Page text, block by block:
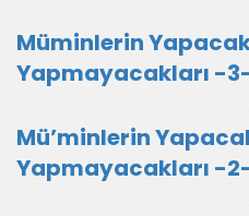
Müminlerin
Yapmayacakları -
Mü’minlerin
Yapmayacakları -